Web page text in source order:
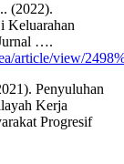
(2022).
Keluarahan
….
article/view/
Penyuluhan
Kerja
Progresif